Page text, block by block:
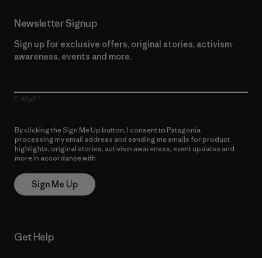
Newsletter Signup
Sign up for exclusive offers, original stories, activism
awareness, events and more.
E-Mail
By clicking the Sign Me Up button, I consent to Patagonia
processing my email address and sending me emails for product
highlights, original stories, activism awareness, event updates and
more in accordance with
Sign Me Up
Get Help